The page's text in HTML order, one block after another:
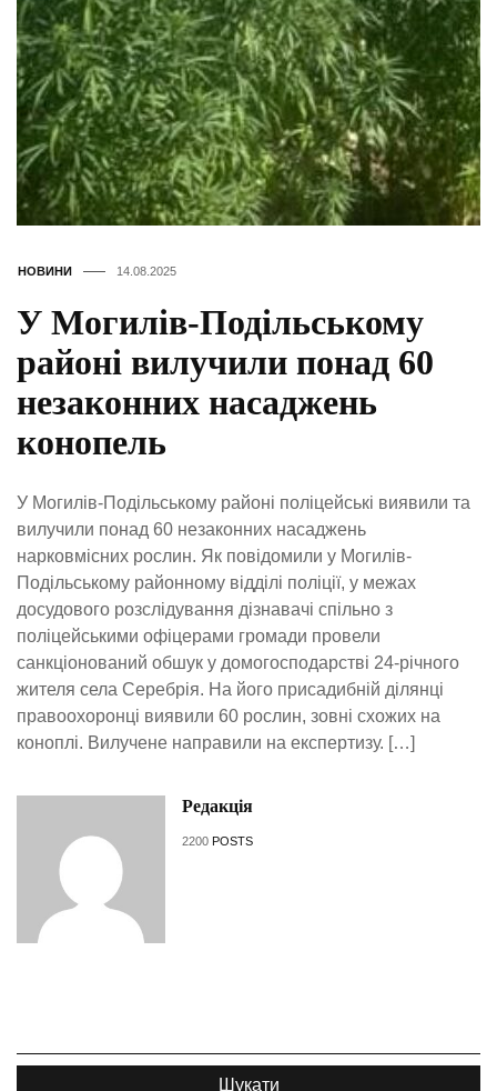
НОВИНИ 14.08.2025
У Могилів-Подільському
районі вилучили понад 60
незаконних насаджень
конопель
У Могилів-Подільському районі поліцейські виявили та
вилучили понад 60 незаконних насаджень
нарковмісних рослин. Як повідомили у Могилів-
Подільському районному відділі поліції, у межах
досудового розслідування дізнавачі спільно з
поліцейськими офіцерами громади провели
санкціонований обшук у домогосподарстві 24-річного
жителя села Серебрія. На його присадибній ділянці
правоохоронці виявили 60 рослин, зовні схожих на
коноплі. Вилучене направили на експертизу. […]
Редакція
2200 POSTS